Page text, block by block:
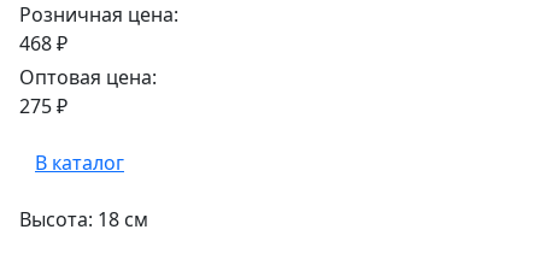
Розничная цена:
468 ₽
Оптовая цена:
275 ₽
В каталог
Высота: 18 см